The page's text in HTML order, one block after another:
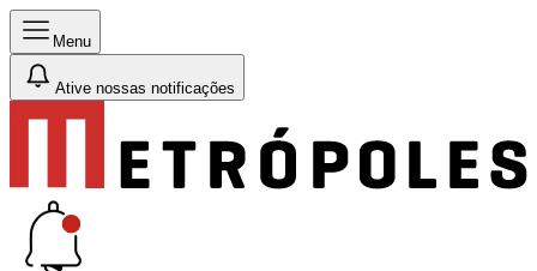
Menu
Ative nossas notificações